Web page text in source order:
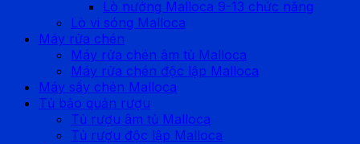
Lò nướng Malloca 9-13 chức năng
Lò vi sóng Malloca
Máy rửa chén
Máy rửa chén âm tủ Malloca
Máy rửa chén độc lập Malloca
Máy sấy chén Malloca
Tủ bảo quản rượu
Tủ rượu âm tủ Malloca
Tủ rượu độc lập Malloca